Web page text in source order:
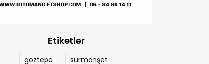
Etiketler
göztepe sürmanşet